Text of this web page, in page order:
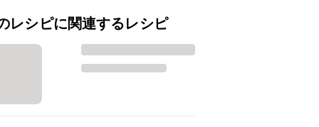
レシピに関連するレシピ